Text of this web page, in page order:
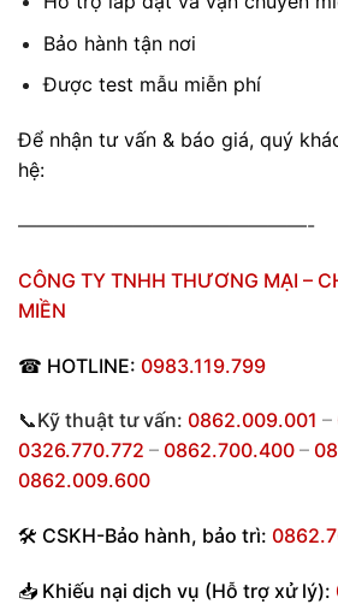
Bảo hành tận nơi
Được test mẫu miễn phí
Để nhận tư vấn & báo giá, quý
hệ:
———————————————-
CÔNG TY TNHH THƯƠNG MẠI –
MIỀN
☎ HOTLINE: 0983.119.799
📞Kỹ thuật tư vấn: 0862.009.001 –
0326.770.772 – 0862.700.400 –
0862.009.600
🛠 CSKH-Bảo hành, bảo trì:
📥 Khiếu nại dịch vụ (Hỗ trợ xử lý):